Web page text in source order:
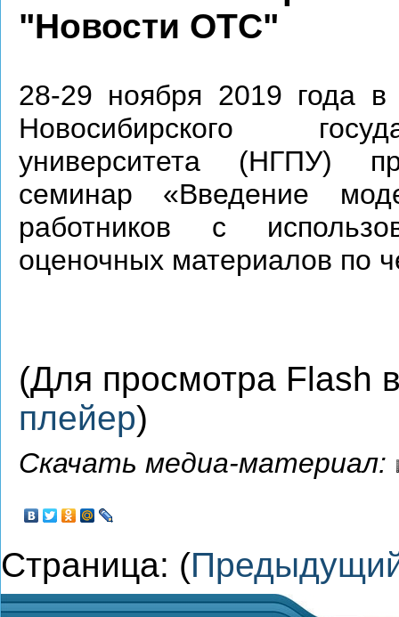
"Новости ОТС"
28-29 ноября 2019 года в
Новосибирского
университета (НГПУ)
семинар «Введение
работников с
оценочных материалов по
(Для просмотра Flash
плейер)
Скачать медиа-материал:
Страница: (